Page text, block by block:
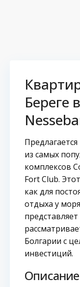
Береге
из самых
комплексов
Fort Club.
как для
отдыха у
Болгарии с
инвестиций.